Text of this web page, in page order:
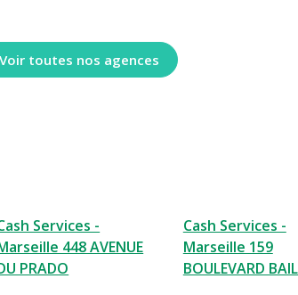
Voir toutes nos agences
Services -
448 AVENUE
PRADO
Cash Services -
Marseille 159
BOULEVARD